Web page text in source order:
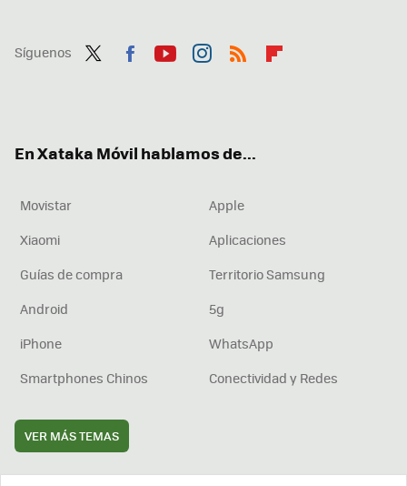
Síguenos
En Xataka Móvil hablamos de...
Movistar
Apple
Xiaomi
Aplicaciones
Guías de compra
Territorio Samsung
Android
5g
iPhone
WhatsApp
Smartphones Chinos
Conectividad y Redes
VER MÁS TEMAS